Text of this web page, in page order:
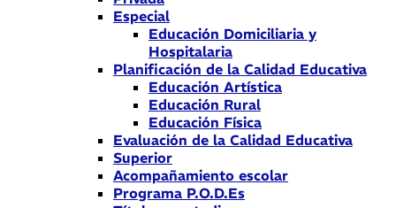
Especial
Educación Domiciliaria y
Hospitalaria
Planificación de la Calidad Educativa
Educación Artística
Educación Rural
Educación Física
Evaluación de la Calidad Educativa
Superior
Acompañamiento escolar
Programa P.O.D.Es